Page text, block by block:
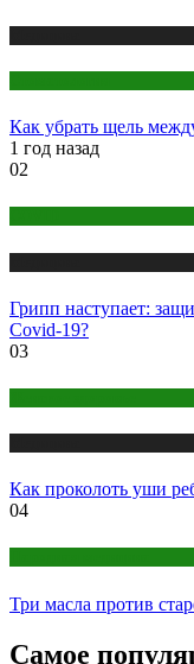
Как убрать щель
1 год назад
02
Грипп наступает:
Covid-19?
03
Как проколоть уши
04
Три масла против
Самое